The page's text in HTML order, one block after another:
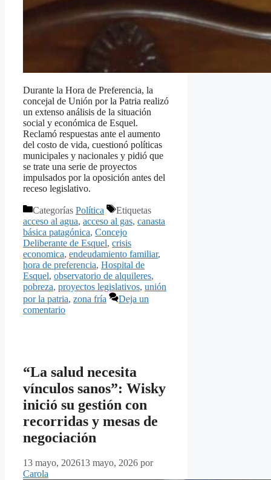
Durante la Hora de Preferencia, la
concejal de Unión por la Patria realizó
un extenso análisis de la situación
social y económica de Esquel.
Reclamó respuestas ante el aumento
del costo de vida, cuestionó políticas
municipales y nacionales y pidió que
se trate una serie de proyectos
impulsados por la oposición antes del
receso legislativo.
Categorías Política
Etiquetas
acceso al agua, acceso al gas, canasta
básica patagónica, Concejo
Deliberante de Esquel, crisis
economica, endeudamiento familiar,
hora de preferencia, Hospital de
Esquel, observatorio de alquileres,
pobreza, proyectos legislativos, unión
por la patria, zona fría
Deja un
comentario
“La salud necesita
vínculos sanos”: Wisky
inició su gestión con
recorridas y mesas de
negociación
13 mayo, 202613 mayo, 2026 por
Carola